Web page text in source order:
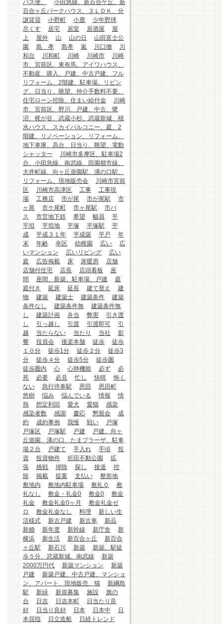
バス便、
小田急線、新百合ケ丘、新
百合ヶ丘パークハウス、３ＬＤＫ、分
譲賃貸
小野町 小鹿
少年野球
尽くす
居宅 居室 居酒屋
屋
上
屋外 山 山の日
山田富士公
園
島 孝 島孝 嵐 川口徹
川
和台
川和町 川崎 川崎市
川崎
市、宮前区、東有馬、アイワハウス、
不動産、購入、戸建、中古戸建、フル
リフォーム、2階建、駐車場、リビン
グ、日当り、眺望、仲介手数料不要、
住宅ローン控除、住まい給付金
川崎
市、宮前区、野川、戸建、中古、鷺
沼、梶が谷、武蔵小杉、武蔵新城、積
水ハウス、スカイバルコニー、庭、2
階建、リノベーション、リフォーム、
地下車庫、高台、日当り、眺望、電動
シャッター
川崎市多摩区、駐車場2
台、小田急線、南武線、田園都市線、
大井町線、向ヶ丘遊園駅、溝の口駅、
リフォーム、現地販売会
川崎市宮前
区
川崎市高津区 工事
工事現
場
工務店 市が尾 市が尾駅
市
ヶ尾
市ケ尾町 市ヶ尾駅
市バ
ス
市営地下鉄 希望 幅員
平
平坦
平坦地 平塚 平塚駅
平
成
平成３１年 平成築 平戸
年
末
年齢 幸区 幼稚園 広い
広
いマンション
広いリビング
広い
庭
広告掲載 床 床暖房
店舗
店舗付住宅
店長 店頭看板
座
間
座間、新築、駐車場、戸建
庭
庭付き
延床 延長 建て替え
建
物
建築 建築士 建築条件
建築
条件なし
建築条件無
建築条件無
し
建築計画 弁当 弊害
引き渡
し
引っ越し 引渡 引渡即可
引
越
当たらない 当たり 当社
影
響
役員会 後楽本舗 徒歩
徒歩
１０分
徒歩1分 徒歩２分
徒歩3
分
徒歩４分 徒歩5分
徒歩圏
徒歩圏内
心 心肺機能 必ず
必
死
必要 必見 忙し 快晴
怖く
ない
急行停車駅 恩田
恩田町
悠樹
悩み 悩んでいる 情報
情
熱
想定利回 愛犬 愛猫
感染
感染者数
感謝 慶応 懇親会
成
約
成約事例 我慢 戦い
戸塚
戸塚区
戸塚駅 戸建
戸建、向ヶ
丘遊園、溝の口、たまプラーザ、駐車
場２台
戸建て 手入れ 手頃
投
資
投資物件 折田不動公園
拡
張
挑戦 掃除 探し 接道
控
除
掲載 提案 支払い
整形地
敷地内
敷地内駐車場 敷礼０
敷
礼なし
敷金・礼金0 敷金0
敷金
礼金
敷金礼金0ヶ月
敷金礼金ゼ
ロ
敷金礼金なし 料理
新しい生
活様式
新古戸建 新古車
新品
新婚
新年度 新幹線 新庁舎
新
横浜
新生活 新百合ヶ丘
新百合
ヶ丘駅
新石川 新築
新築、駅徒
歩５分、武蔵新城、南武線
新築
2000万円代
新築マンション
新築
戸建
新築戸建、中古戸建、マンショ
ン、アパート、現地販売、猫
新綱島
駅
新緑 新規募集 施設
旗の
台
日吉 日吉本町
日当たり良
好
日当り良好 日本 日本中
日
本屈指
日立造船
日経トレンド